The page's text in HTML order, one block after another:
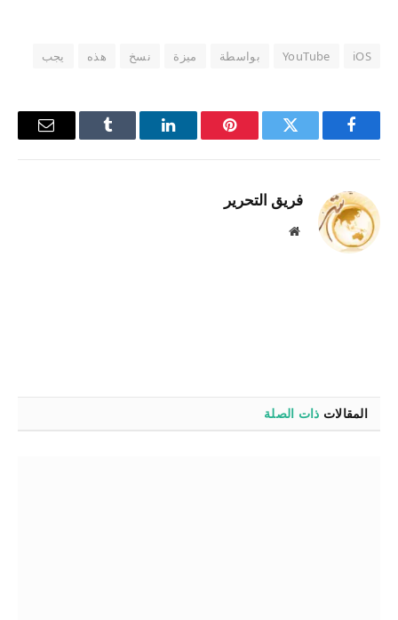
iOS
YouTube بواسطة ميزة نسخ هذه يجب
فيسبوك تويتر بينتيريستلينكدإن Tumblr
البريد
فريق التحرير
موقع
المقالات ذات الصلة